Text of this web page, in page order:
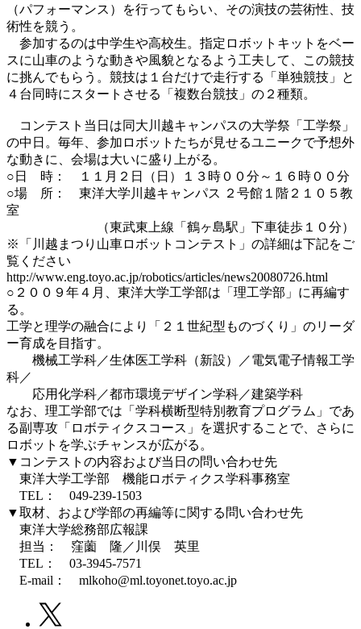
（パフォーマンス）を行ってもらい、その演技の芸術性、技
術性を競う。
参加するのは中学生や高校生。指定ロボットキットをベー
スに山車のような動きや風貌となるよう工夫して、この競技
に挑んでもらう。競技は１台だけで走行する「単独競技」と
４台同時にスタートさせる「複数台競技」の２種類。
コンテスト当日は同大川越キャンパスの大学祭「工学祭」
の中日。毎年、参加ロボットたちが見せるユニークで予想外
な動きに、会場は大いに盛り上がる。
○日 時： １１月２日（日）１３時００分～１６時００分
○場 所： 東洋大学川越キャンパス ２号館１階２１０５教
室
（東武東上線「鶴ヶ島駅」下車徒歩１０分）
※「川越まつり山車ロボットコンテスト」の詳細は下記をご
覧ください
http://www.eng.toyo.ac.jp/robotics/articles/news20080726.html
○２００９年４月、東洋大学工学部は「理工学部」に再編す
る。
工学と理学の融合により「２１世紀型ものづくり」のリーダ
ー育成を目指す。
機械工学科／生体医工学科（新設）／電気電子情報工学
科／
応用化学科／都市環境デザイン学科／建築学科
なお、理工学部では「学科横断型特別教育プログラム」であ
る副専攻「ロボティクスコース」を選択することで、さらに
ロボットを学ぶチャンスが広がる。
▼コンテストの内容および当日の問い合わせ先
東洋大学工学部 機能ロボティクス学科事務室
TEL： 049-239-1503
▼取材、および学部の再編等に関する問い合わせ先
東洋大学総務部広報課
担当： 窪薗 隆／川俣 英里
TEL： 03-3945-7571
E-mail： mlkoho@ml.toyonet.toyo.ac.jp